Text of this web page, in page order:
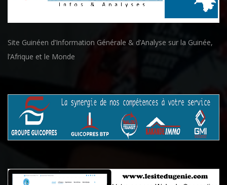
Site Guinéen d’Information Générale & d’Analyse sur la Guinée,
l’Afrique et le Monde